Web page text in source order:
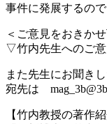
事件に発展するので
＜ご意見をおきか
▽竹内先生へのご意
また先生にお聞き
宛先は
【竹内教授の著作紹